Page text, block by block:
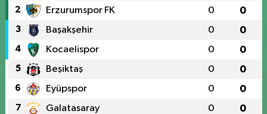
2 Erzurumspor FK 0 0
3 Başakşehir 0 0
4 Kocaelispor 0 0
5 Beşiktaş 0 0
6 Eyüpspor 0 0
7 Galatasaray 0 0